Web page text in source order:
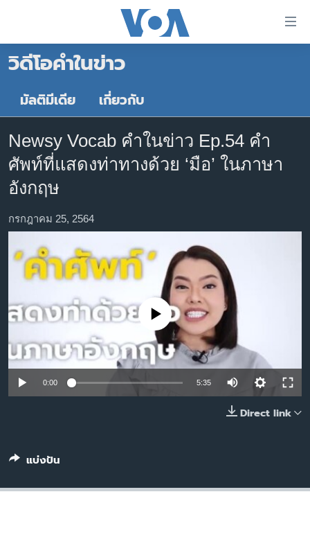
ต่อ
เนื้อหา
ข้าม
ไป
หน้า
ข้าม
ไป
หน้าหลัก
โลก
เอเชีย
สหรัฐฯ
ไทย
ธุรกิจ
วิทยาศาสตร์
สังคมและสุขภาพ
ไลฟ์สไตล์
ตรวจสอบข่าว
เรียนรู้ภาษาอังกฤษ
พอดคาสต์
ติดตามเรา
วิดีโอคำในข่าว
มัลติมีเดีย เกี่ยวกับ
Newsy Vocab คำในข่าว Ep.54 คำ
ศัพท์ที่แสดงท่าทางด้วย ‘มือ’ ในภาษา
อังกฤษ
กรกฎาคม 25, 2564
No media source currently available
0:00 5:35
Direct link
แบ่งปัน